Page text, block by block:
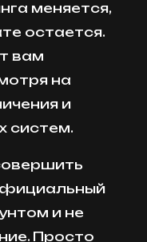
меняется,
остается.
вам
на
и
систем.
и не
Просто